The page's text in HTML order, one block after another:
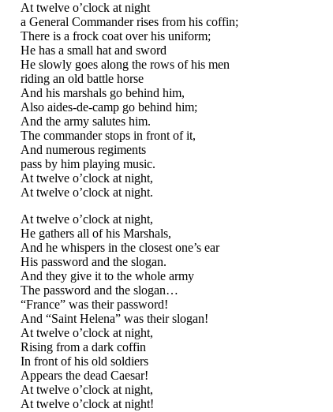
At twelve o’clock at night
a General Commander rises from his coffin;
There is a frock coat over his uniform;
He has a small hat and sword
He slowly goes along the rows of his men
riding an old battle horse
And his marshals go behind him,
Also aides-de-camp go behind him;
And the army salutes him.
The commander stops in front of it,
And numerous regiments
pass by him playing music.
At twelve o’clock at night,
At twelve o’clock at night.
At twelve o’clock at night,
He gathers all of his Marshals,
And he whispers in the closest one’s ear
His password and the slogan.
And they give it to the whole army
The password and the slogan…
“France” was their password!
And “Saint Helena” was their slogan!
At twelve o’clock at night,
Rising from a dark coffin
In front of his old soldiers
Appears the dead Caesar!
At twelve o’clock at night,
At twelve o’clock at night!